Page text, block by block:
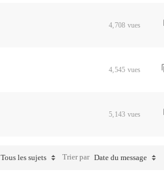
4,708 vues
4,545 vues
5,143 vues
Tous les sujets Trier par Date du message